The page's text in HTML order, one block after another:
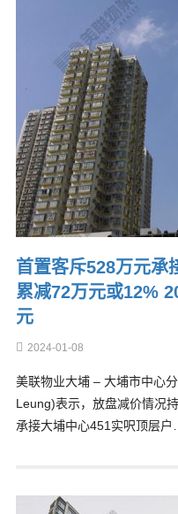
首置客斥528万元承
累减72万元或12%
元
2024-01-08
美联物业大埔 – 大埔市中心
Leung)表示，放盘减价情况
承接大埔中心451实呎顶层户…